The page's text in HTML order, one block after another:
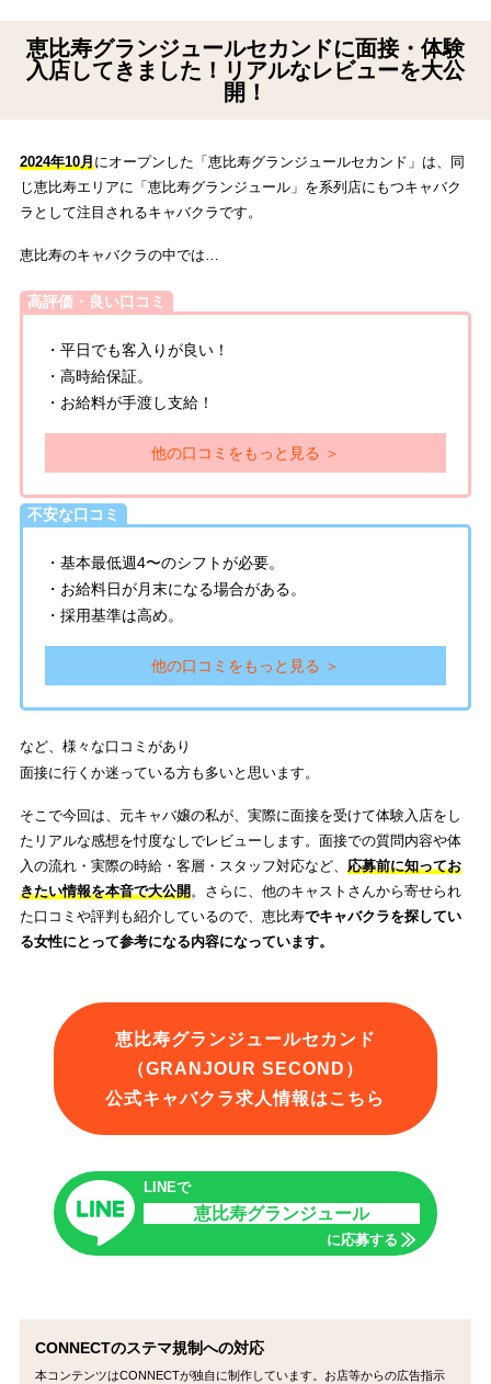
恵比寿グランジュールセカンドに面接・体験
入店してきました！リアルなレビューを大公
開！
2024年10月にオープンした「恵比寿グランジュールセカンド」は、同
じ恵比寿エリアに「恵比寿グランジュール」を系列店にもつキャバク
ラとして注目されるキャバクラです。
恵比寿のキャバクラの中では…
高評価・良い口コミ
・平日でも客入りが良い！
・高時給保証。
・お給料が手渡し支給！
他の口コミをもっと見る ＞
不安な口コミ
・基本最低週4〜のシフトが必要。
・お給料日が月末になる場合がある。
・採用基準は高め。
他の口コミをもっと見る ＞
など、様々な口コミがあり
面接に行くか迷っている方も多いと思います。
そこで今回は、元キャバ嬢の私が、実際に面接を受けて体験入店をし
たリアルな感想を忖度なしでレビューします。面接での質問内容や体
入の流れ・実際の時給・客層・スタッフ対応など、 応募前に知ってお
きたい情報を本音で大公開。さらに、他のキャストさんから寄せられ
た口コミや評判も紹介しているので、恵比寿でキャバクラを探してい
る女性にとって参考になる内容になっています。
恵比寿グランジュールセカンド
（GRANJOUR SECOND）
公式キャバクラ求人情報はこちら
LINEで
恵比寿グランジュール
に応募する
CONNECTのステマ規制への対応
本コンテンツはCONNECTが独自に制作しています。お店等からの広告指示